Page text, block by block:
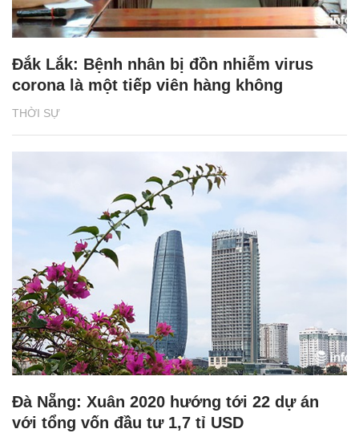
THỜI SỰ
Đắk Lắk: Bệnh nhân bị đồn nhiễm virus
corona là một tiếp viên hàng không
Đà Nẵng: Xuân 2020 hướng tới 22 dự án
với tổng vốn đầu tư 1,7 tỉ USD